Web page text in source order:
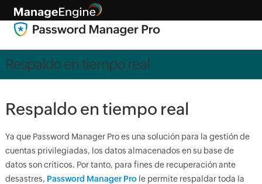
Respaldo en tiempo real
Respaldo en tiempo real
Ya que Password Manager Pro es una solución para la gestión de
cuentas privilegiadas, los datos almacenados en su base de
datos son críticos. Por tanto, para fines de recuperación ante
desastres, Password Manager Prole permite respaldar toda la